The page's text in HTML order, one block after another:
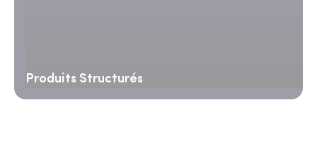
Produits Structurés